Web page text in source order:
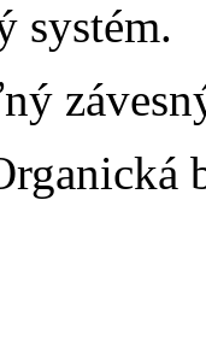
systém.